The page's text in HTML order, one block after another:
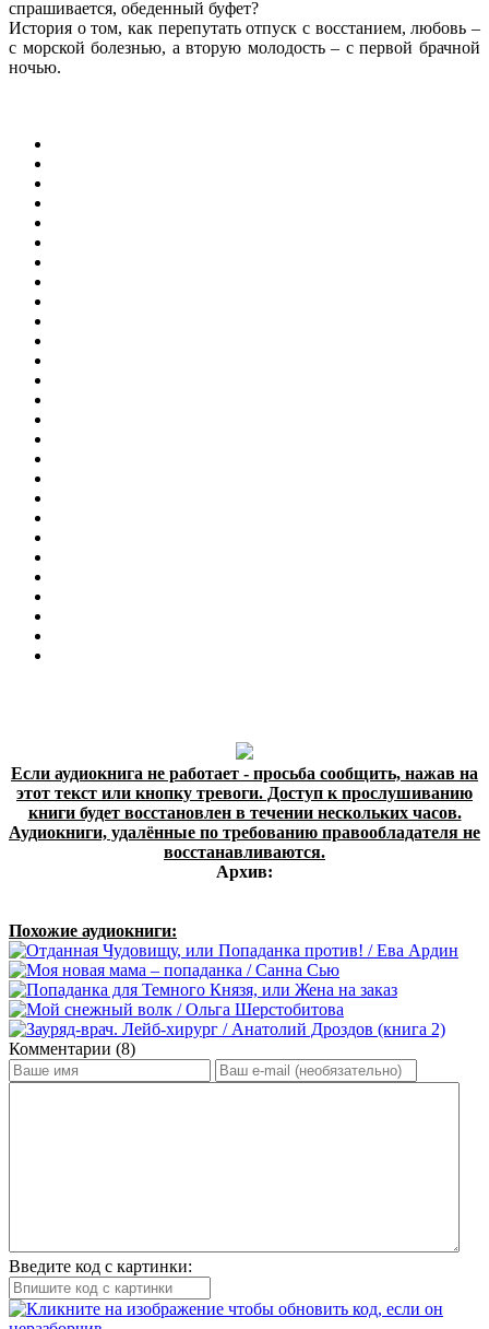
спрашивается, обеденный буфет?
История о том, как перепутать отпуск с восстанием, любовь –
с морской болезнью, а вторую молодость – с первой брачной
ночью.
Если аудиокнига не работает - просьба сообщить, нажав на
этот текст или кнопку тревоги. Доступ к прослушиванию
книги будет восстановлен в течении нескольких часов.
Аудиокниги, удалённые по требованию правообладателя не
восстанавливаются.
Архив:
Похожие аудиокниги:
Комментарии (8)
Введите код с картинки: